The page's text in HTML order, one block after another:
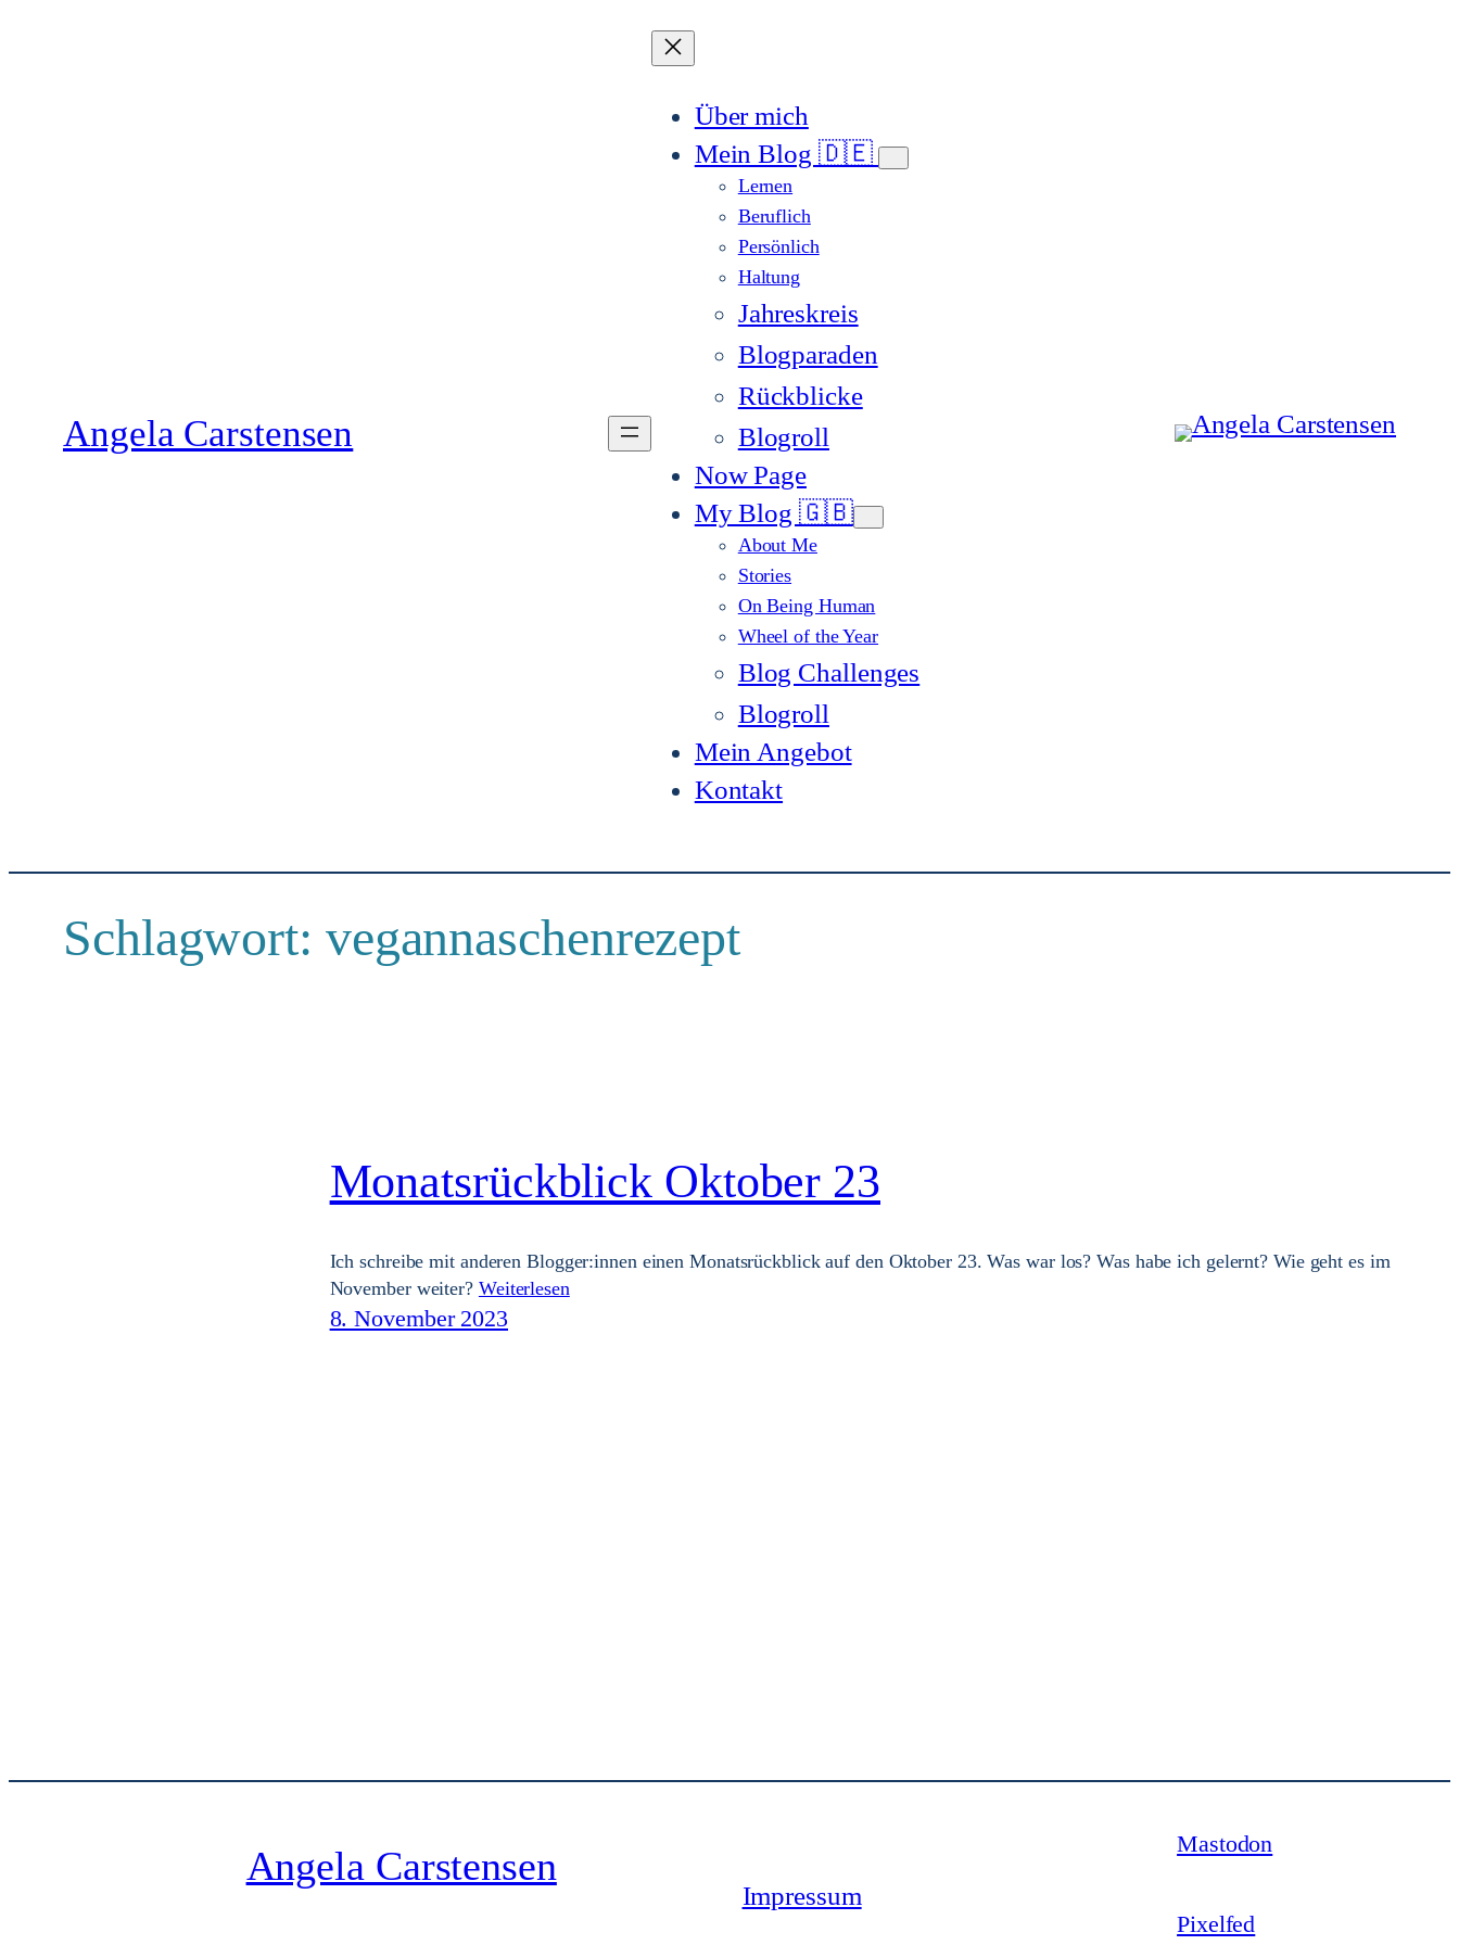
Angela Carstensen
Über mich
Mein Blog 🇩🇪
Lernen
Beruflich
Persönlich
Haltung
Jahreskreis
Blogparaden
Rückblicke
Blogroll
Now Page
My Blog 🇬🇧
About Me
Stories
On Being Human
Wheel of the Year
Blog Challenges
Blogroll
Mein Angebot
Kontakt
Schlagwort: vegannaschenrezept
Monatsrückblick Oktober 23
Ich schreibe mit anderen Blogger:innen einen Monatsrückblick auf den Oktober 23. Was war los? Was habe ich gelernt? Wie geht es im
November weiter? Weiterlesen
8. November 2023
Angela Carstensen
Impressum
Mastodon
Pixelfed